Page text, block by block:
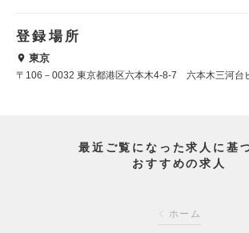
登録場所
東京
〒106－0032 東京都港区六本木4-8-7 六本木三河台
最近ご覧になった求人に基
おすすめの求人
ホーム